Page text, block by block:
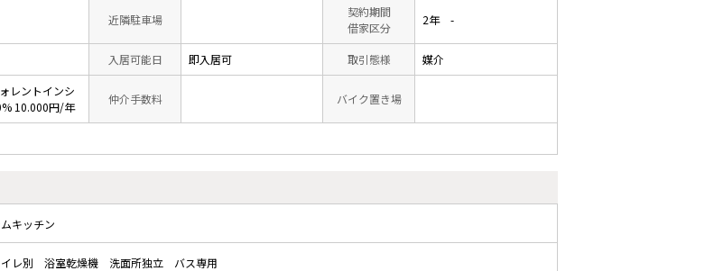
近隣駐車場
契約期間
借家区分
2年 -
入居可能日 即入居可 取引態様 媒介
レントインシ
10.000円/年
仲介手数料 バイク置き場
キッチン
レ別 浴室乾燥機 洗面所独立 バス専用